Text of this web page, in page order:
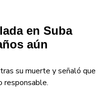
en Suba
aún
su muerte y señaló que
responsable.